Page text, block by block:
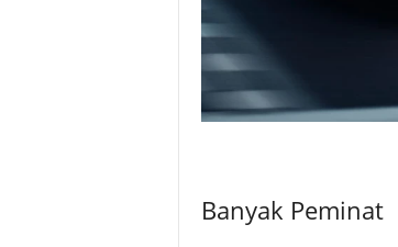
Banyak Peminat